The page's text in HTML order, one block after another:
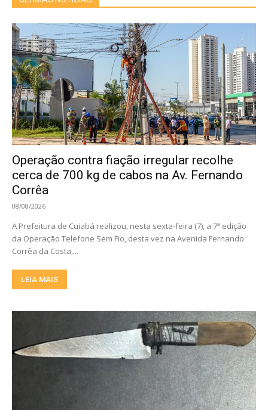
Operação contra fiação irregular recolhe
cerca de 700 kg de cabos na Av. Fernando
Corrêa
08/08/2026
A Prefeitura de Cuiabá realizou, nesta sexta-feira (7), a 7ª edição
da Operação Telefone Sem Fio, desta vez na Avenida Fernando
Corrêa da Costa,...
LEIA MAIS